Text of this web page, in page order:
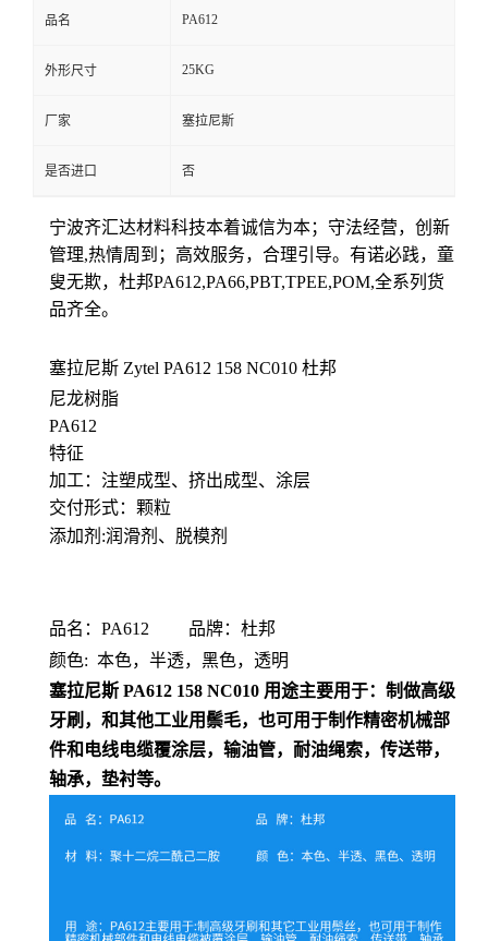
言
品名 PA612
外形尺寸 25KG
厂家 塞拉尼斯
是否进口 否
宁波齐汇达材料科技本着诚信为本；守法经营，创新
管理,热情周到；高效服务，合理引导。有诺必践，童
叟无欺，杜邦PA612,PA66,PBT,TPEE,POM,全系列货
品齐全。
塞拉尼斯 Zytel PA612 158 NC010 杜邦
尼龙树脂
PA612
特征
加工： 注塑成型、挤出成型、涂层
交付形式： 颗粒
添加剂:润滑剂、脱模剂
品名：PA612 品牌：杜邦
颜色: 本色，半透，黑色，透明
塞拉尼斯 PA612 158 NC010 用途主要用于：制做高级
牙刷，和其他工业用鬃毛，也可用于制作精密机械部
件和电线电缆覆涂层，输油管，耐油绳索，传送带，
轴承，垫衬等。